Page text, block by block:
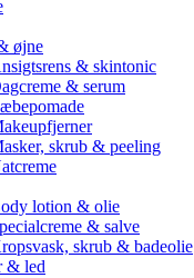
øjne
& skintonic
& serum
skrub & peeling
lotion & olie
& salve
skrub & badeolie
& led